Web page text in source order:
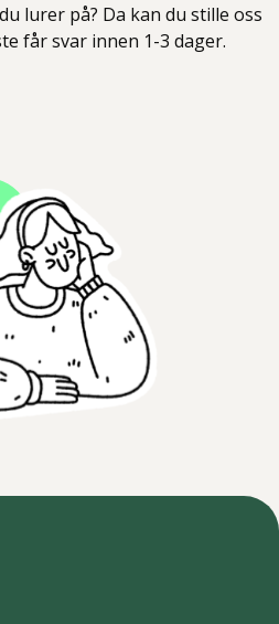
lurer på? Da kan du stille oss
får svar innen 1-3 dager.